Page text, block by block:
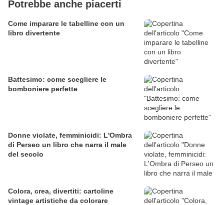
Potrebbe anche piacerti
Come imparare le tabelline con un
libro divertente
Battesimo: come scegliere le
bomboniere perfette
Donne violate, femminicidi: L'Ombra
di Perseo un libro che narra il male
del secolo
Colora, crea, divertiti: cartoline
vintage artistiche da colorare